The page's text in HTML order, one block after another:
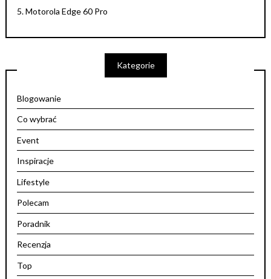
5.Motorola Edge 60 Pro
Kategorie
Blogowanie
Co wybrać
Event
Inspiracje
Lifestyle
Polecam
Poradnik
Recenzja
Top